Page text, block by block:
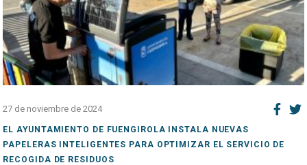
27 de noviembre de 2024
EL AYUNTAMIENTO DE FUENGIROLA INSTALA NUEVAS
PAPELERAS INTELIGENTES PARA OPTIMIZAR EL SERVICIO DE
RECOGIDA DE RESIDUOS